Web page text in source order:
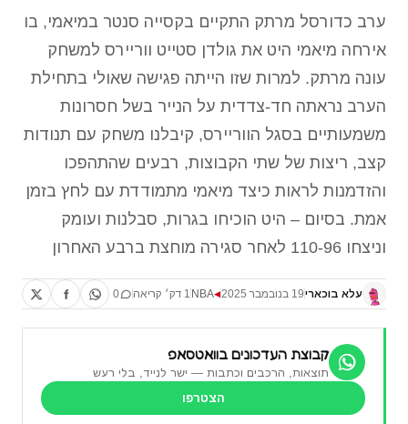
ערב כדורסל מרתק התקיים בקסייה סנטר במיאמי, בו
אירחה מיאמי היט את גולדן סטייט ווריירס למשחק
עונה מרתק. למרות שזו הייתה פגישה שאולי בתחילת
הערב נראתה חד-צדדית על הנייר בשל חסרונות
משמעותיים בסגל הווריירס, קיבלנו משחק עם תנודות
קצב, ריצות של שתי הקבוצות, רבעים שהתהפכו
והזדמנות לראות כיצד מיאמי מתמודדת עם לחץ בזמן
אמת. בסיום – היט הוכיחו בגרות, סבלנות ועומק
וניצחו 110-96 לאחר סגירה מוחצת ברבע האחרון
עלא בוכארי19 בנובמבר 2025 ◀
NBA 1 דק׳ קריאה 0
קבוצת העדכונים בוואטסאפ
תוצאות, הרכבים וכתבות — ישר לנייד, בלי רעש
הצטרפו